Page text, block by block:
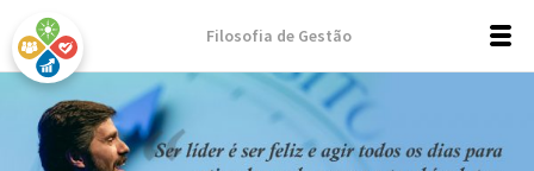
Filosofia de Gestão